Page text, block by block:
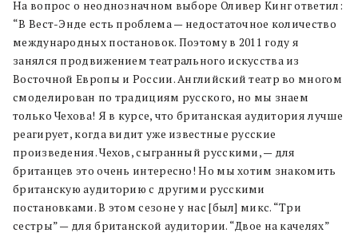
На вопрос о неоднозначном выборе Оливер Кинг ответил:
“В Вест-Энде есть проблема — недостаточное количество
международных постановок. Поэтому в 2011 году я
занялся продвижением театрального искусства из
Восточной Европы и России. Английский театр во многом
смоделирован по традициям русского, но мы знаем
только Чехова! Я в курсе, что британская аудитория лучше
реагирует, когда видит уже известные русские
произведения. Чехов, сыгранный русскими, — для
британцев это очень интересно! Но мы хотим знакомить
британскую аудиторию с другими русскими
постановками. В этом сезоне у нас [был] микс. “Три
сестры” — для британской аудитории. “Двое на качелях”